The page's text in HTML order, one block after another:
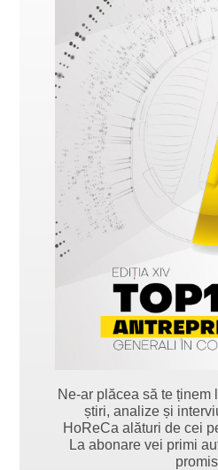
Ne-ar plăcea să te ținem
știri, analize și
HoReCa alături de cei
La abonare vei primi